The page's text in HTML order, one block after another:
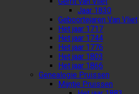
Jaar 1830
Geboortejaren Van Vliet
Het jaar 1717
Het jaar 1744
Het jaar 1776
Het jaar 1803
Het jaar 1866
Genealogie Pruissen
Mijntje Pruissen